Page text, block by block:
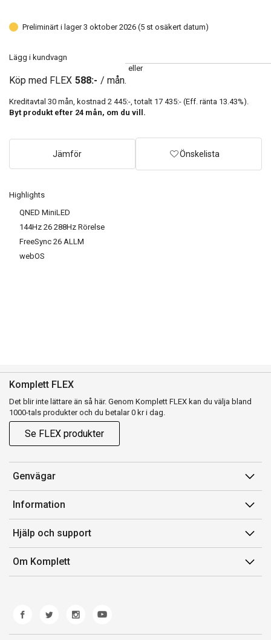
Highlights
QNED MiniLED
144Hz 26 288Hz Rörelse
FreeSync 26 ALLM
webOS
Preliminärt i lager 3 oktober 2026 (5 st osäkert datum)
Lägg i kundvagn
eller
Köp med FLEX 588:- / mån.
Kreditavtal 30 mån, kostnad 2 445:- , totalt 17 435:- (Eff. ränta 13.43%).
Byt produkt efter 24 mån, om du vill.
Jämför Önskelista
Komplett FLEX
Det blir inte lättare än så här. Genom Komplett FLEX kan du välja bland
1000-tals produkter och du betalar 0 kr i dag.
Se FLEX produkter
Genvägar
Konto
Orderhistorik
Presentkort
Komplett Club
Information
Försäljningsvillkor
Medlemsvillkor for Komplett Club
Lediga tjänster
Hjälp och support
Kontakta oss
Kundservice
Produkthjälp och retur
Felsökning och guider
Om Komplett